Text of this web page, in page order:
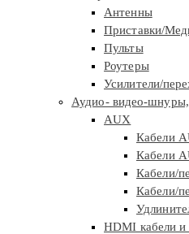
Антенны
Приставки/
Пульты
Роутеры
Усилители/
Аудио- видео-
AUX
Кабели
Кабели
Кабели/
Кабели/
HDMI кабели и